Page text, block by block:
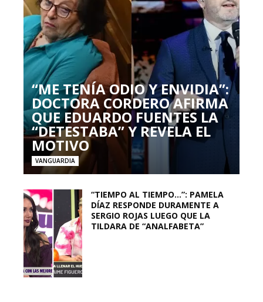
“ME TENÍA ODIO Y ENVIDIA”:
DOCTORA CORDERO AFIRMA
QUE EDUARDO FUENTES LA
“DETESTABA” Y REVELA EL
MOTIVO
VANGUARDIA
“TIEMPO AL TIEMPO…”: PAMELA
DÍAZ RESPONDE DURAMENTE A
SERGIO ROJAS LUEGO QUE LA
TILDARA DE “ANALFABETA”